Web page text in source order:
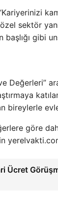
özel sektör
başlığı gibi
Değerleri”
bireylerle
göre
Ücret